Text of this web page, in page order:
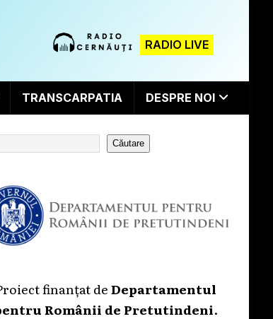
RADIO LIVE
TRANSCARPATIA DESPRE NOI
Căutare
finanțat deDepartamentul
Românii de Pretutindeni.